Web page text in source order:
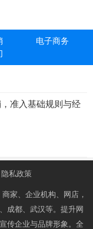
电子商务
准入基础规则与经
隐私政策
家、企业机构、网店，
成都、武汉等。提升网
传企业与品牌形象。全